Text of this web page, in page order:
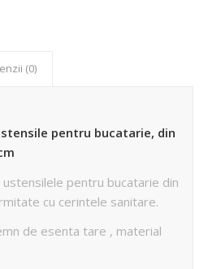
(0)
pentru bucatarie, din
pentru bucatarie din
cu cerintele sanitare.
de esenta tare , material